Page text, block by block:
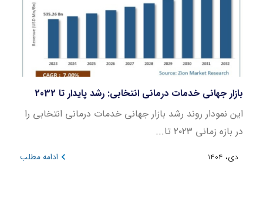
بازار جهانی خدمات درمانی انتخابی: رشد پایدار تا 2032
این نمودار روند رشد بازار جهانی خدمات درمانی انتخابی را
در بازه زمانی ۲۰۲۳ تا...
دی، 1404 ادامه مطلب